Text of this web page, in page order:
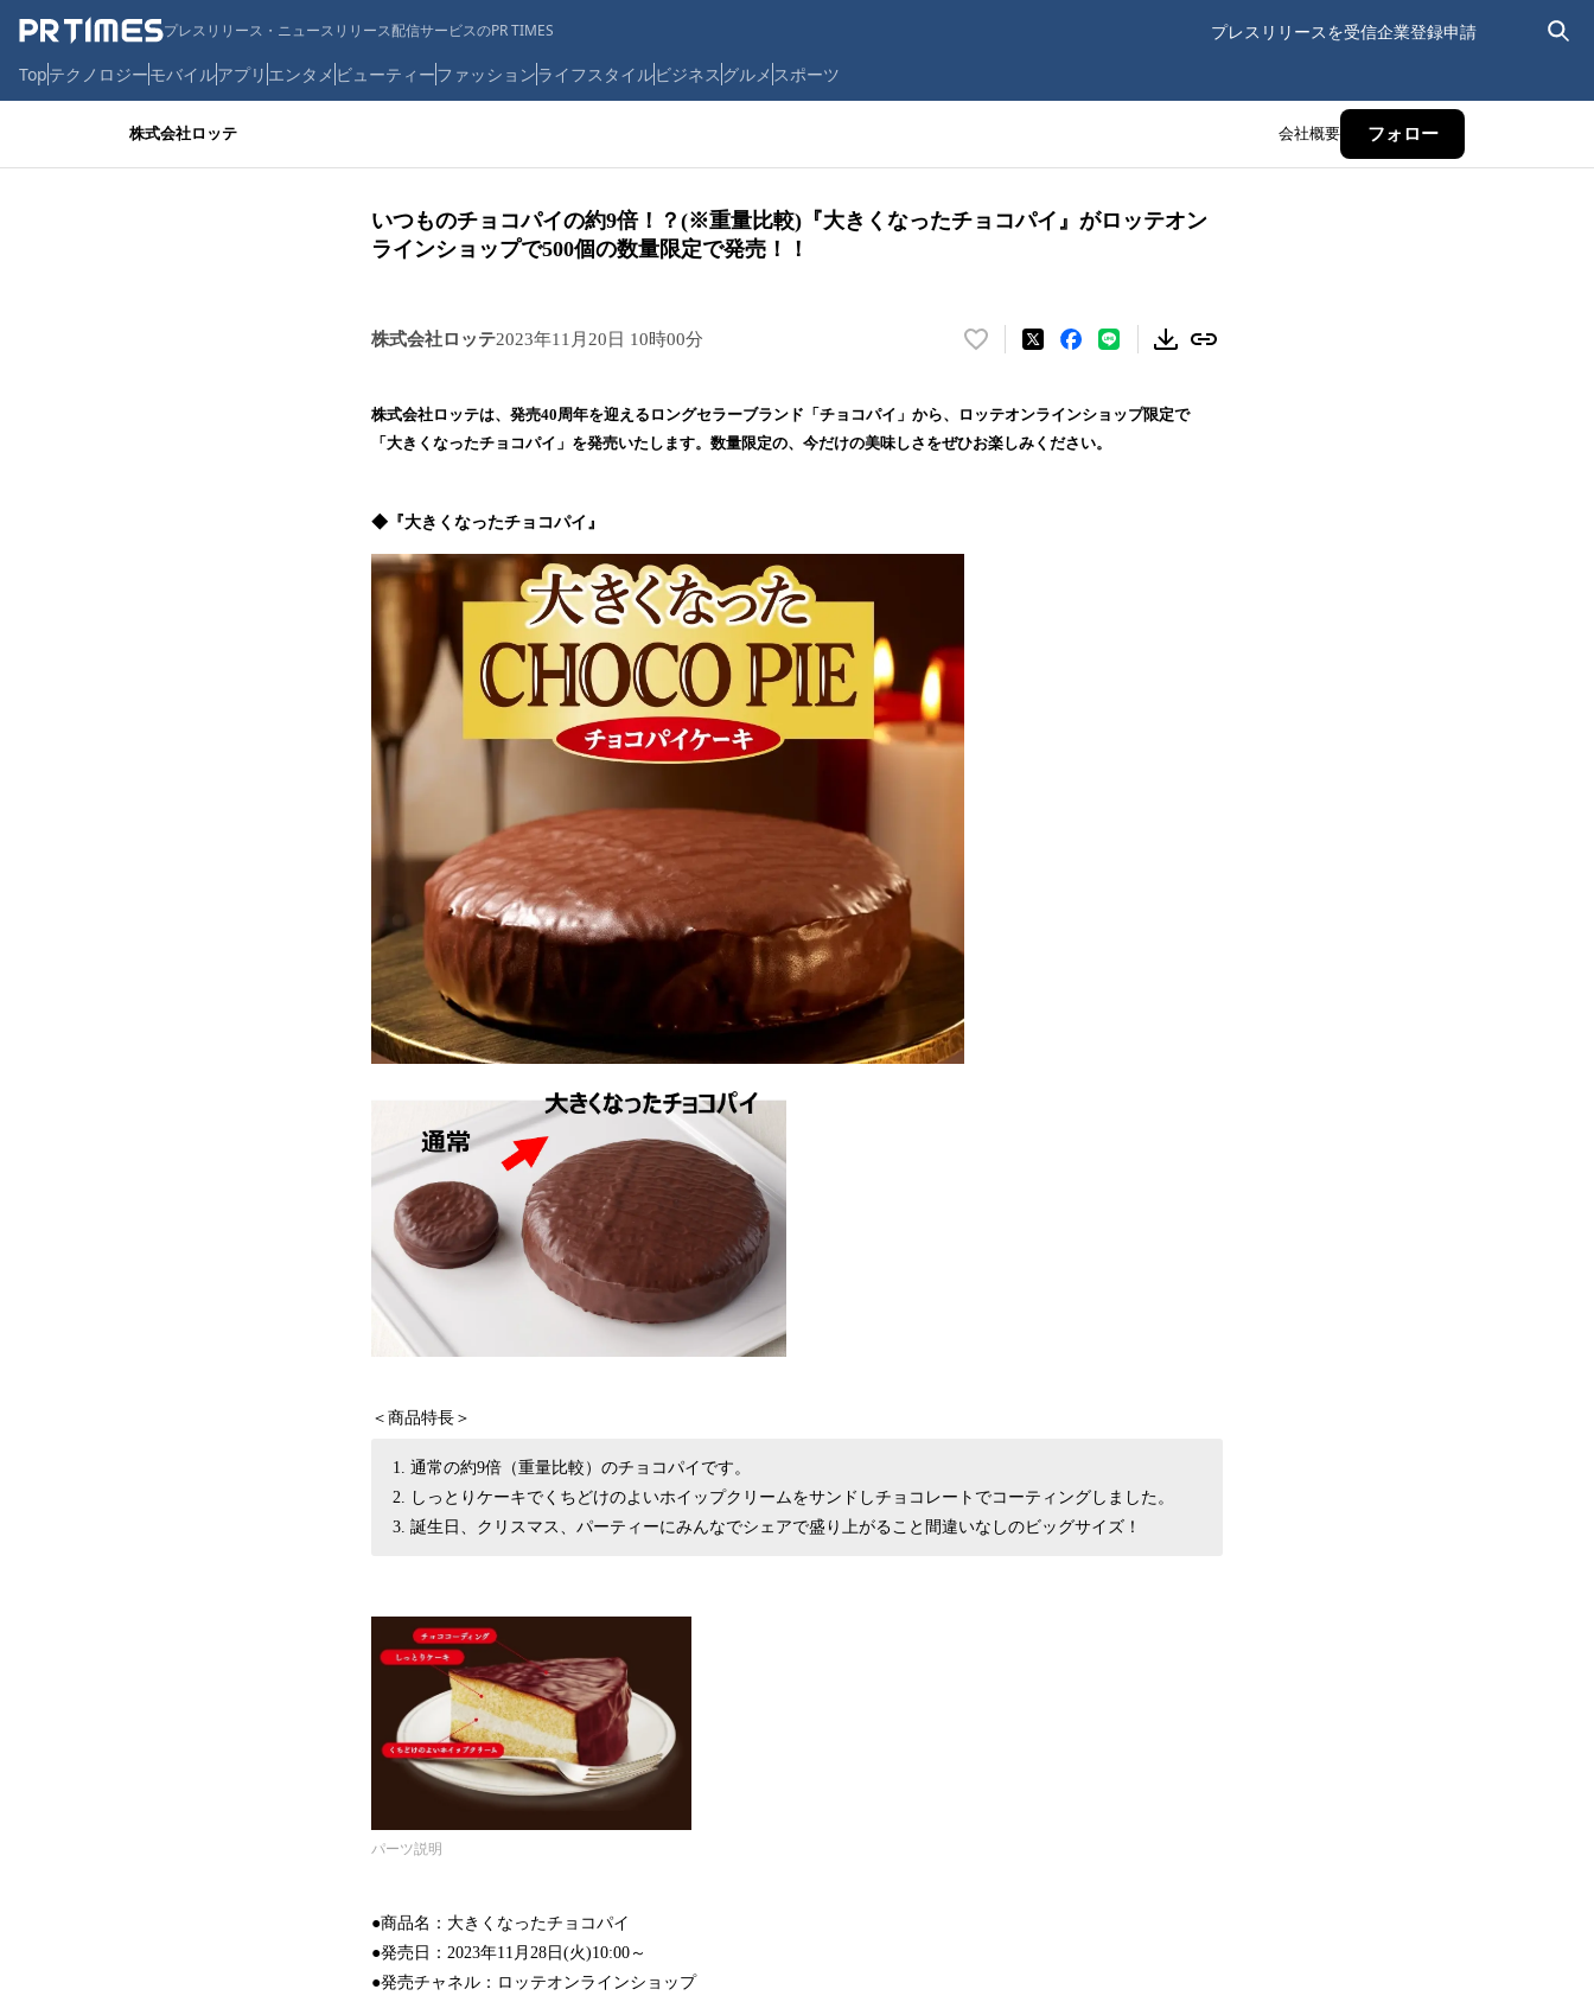
プレスリリース・ニュースリリース配信サービスのPR TIMES プレスリリースを受信企業登録申請
Topテクノロジーモバイルアプリ エンタメ ビューティーファッションライフスタイルビジネス グルメ スポーツ
株式会社ロッテ 会社概要 フォロー
いつものチョコパイの約9倍！？(※重量比較)『大きくなったチョコパイ』がロッテオン
ラインショップで500個の数量限定で発売！！
株式会社ロッテ2023年11月20日 10時00分
い
！
数
株式会社ロッテは、発売40周年を迎えるロングセラーブランド「チョコパイ」から、ロッテオンラインショップ限定で
「大きくなったチョコパイ」を発売いたします。数量限定の、今だけの美味しさをぜひお楽しみください。
◆『大きくなったチョコパイ』
＜商品特長＞
通常の約9倍（重量比較）のチョコパイです。
しっとりケーキでくちどけのよいホイップクリームをサンドしチョコレートでコーティングしました。
誕生日、クリスマス、パーティーにみんなでシェアで盛り上がること間違いなしのビッグサイズ！
パーツ説明
●商品名：大きくなったチョコパイ
●発売日：2023年11月28日(火)10:00～
●発売チャネル：ロッテオンラインショップ